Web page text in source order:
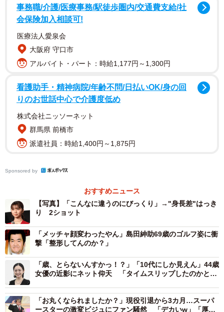
事務職/介護/医療事務/駅徒歩圏内/交通費支給/社
会保険加入相談可!
医療法人愛泉会
大阪府 守口市
アルバイト・パート：時給1,177円～1,300円
看護助手・精神病院/年齢不問/日払いOK/身の回
りのお世話中心で介護度低め
株式会社ニッソーネット
群馬県 前橋市
派遣社員：時給1,400円～1,875円
Sponsored by
おすすめニュース
【写真】「こんなに違うのにびっくり」→"身長差"はっき
り 2ショット
「メッチャ顔変わったやん」島田紳助69歳のゴルフ姿に衝
撃「整形してんのか？」
「歳、とらないんすかっ！？」「10代にしか見えん」44歳
女優の近影にネット仰天 「タイムスリップしたのかと」
「お丸くなられましたか？」現役引退から3カ月…スーパ
ースターの激変ビジュにファン騒然 「デカいw」「厚み